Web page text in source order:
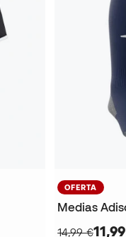
OFERTA
Medias
14,99 €